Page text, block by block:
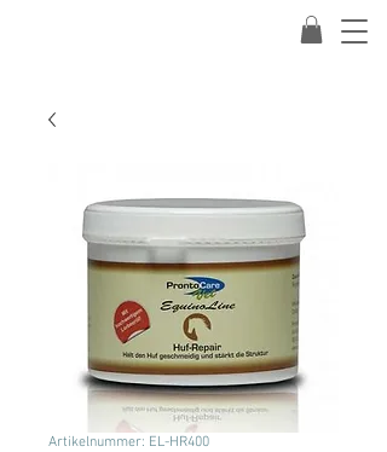
Artikelnummer: EL-HR400